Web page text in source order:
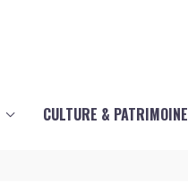
CULTURE & PATRIMOINE